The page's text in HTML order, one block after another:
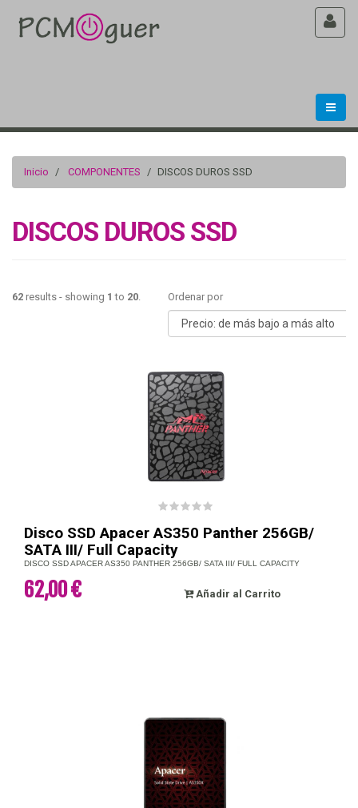
Inicio COMPONENTES DISCOS DUROS SSD
DISCOS DUROS SSD
62 results - showing 1 to 20 Ordenar por
Disco SSD Apacer AS350 Panther 256GB/
SATA III/ Full Capacity
DISCO SSD APACER AS350 PANTHER 256GB/ SATA III/ FULL CAPACITY
62,00 € Añadir al Carrito